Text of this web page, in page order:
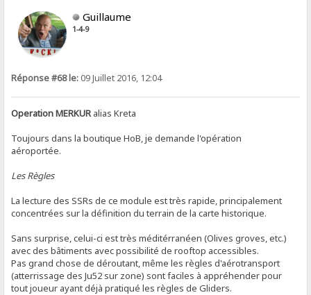
Guillaume
1-4-9
Réponse #68 le: 09 Juillet 2016, 12:04
Operation MERKURalias Kreta
Toujours dans la boutique HoB, je demande l'opération
aéroportée.
Les Règles
La lecture des SSRs de ce module est très rapide, principalement
concentrées sur la définition du terrain de la carte historique.
Sans surprise, celui-ci est très méditérranéen (Olives groves, etc.)
avec des bâtiments avec possibilité de rooftop accessibles.
Pas grand chose de déroutant, même les règles d'aérotransport
(atterrissage des Ju52 sur zone) sont faciles à appréhender pour
tout joueur ayant déjà pratiqué les règles de Gliders.